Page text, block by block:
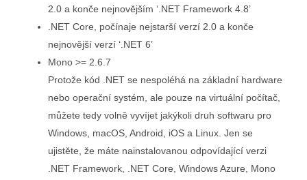
2.0 a konče nejnovějším ‘.NET Framework 4.8’
.NET Core, počínaje nejstarší verzí 2.0 a konče
nejnovější verzí ‘.NET 6’
Mono >= 2.6.7
Protože kód .NET se nespoléhá na základní hardware
nebo operační systém, ale pouze na virtuální počítač,
můžete tedy volně vyvíjet jakýkoli druh softwaru pro
Windows, macOS, Android, iOS a Linux. Jen se
ujistěte, že máte nainstalovanou odpovídající verzi
.NET Framework, .NET Core, Windows Azure, Mono